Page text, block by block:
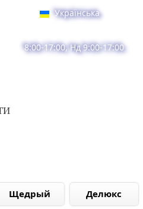
Українська
8:00-17:00, Нд 9:00-17:00
Щедрый Делюкс